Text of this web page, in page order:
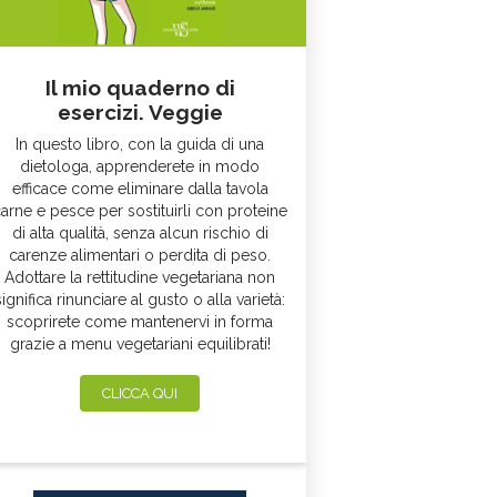
Il mio quaderno di
esercizi. Veggie
In questo libro, con la guida di una
dietologa, apprenderete in modo
efficace come eliminare dalla tavola
e pesce per sostituirli con proteine
di alta qualità, senza alcun rischio di
carenze alimentari o perdita di peso.
Adottare la rettitudine vegetariana non
rinunciare al gusto o alla varietà:
scoprirete come mantenervi in forma
grazie a menu vegetariani equilibrati!
CLICCA QUI